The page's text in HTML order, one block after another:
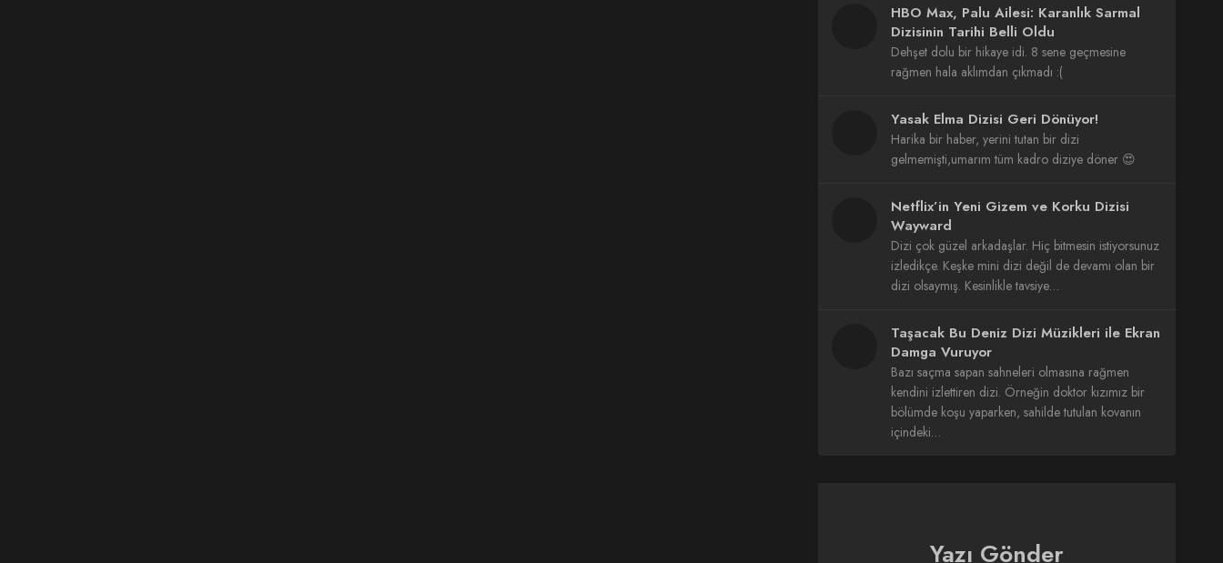
HBO Max, Palu Ailesi: Karanlık Sarmal
Dizisinin Tarihi Belli Oldu
Dehşet dolu bir hikaye idi. 8 sene geçmesine
rağmen hala aklımdan çıkmadı :(
Yasak Elma Dizisi Geri Dönüyor!
Harika bir haber, yerini tutan bir dizi
gelmemişti,umarım tüm kadro diziye döner 😍
Netflix’in Yeni Gizem ve Korku Dizisi
Wayward
Dizi çok güzel arkadaşlar. Hiç bitmesin istiyorsunuz
izledikçe. Keşke mini dizi değil de devamı olan bir
dizi olsaymış. Kesinlikle tavsiye…
Taşacak Bu Deniz Dizi Müzikleri ile Ekran
Damga Vuruyor
Bazı saçma sapan sahneleri olmasına rağmen
kendini izlettiren dizi. Örneğin doktor kızımız bir
bölümde koşu yaparken, sahilde tutulan kovanın
içindeki…
Yazı Gönder